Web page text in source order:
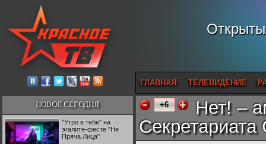
ГЛАВНАЯ ТЕЛЕВИДЕНИЕ
НОВОЕ СЕГОДНЯ
"Утро в тебе" на
эгалите-фесте "Не
Пряча Лица"
+6
Нет! –